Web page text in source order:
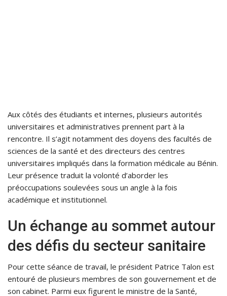
Aux côtés des étudiants et internes, plusieurs autorités
universitaires et administratives prennent part à la
rencontre. Il s’agit notamment des doyens des facultés de
sciences de la santé et des directeurs des centres
universitaires impliqués dans la formation médicale au Bénin.
Leur présence traduit la volonté d’aborder les
préoccupations soulevées sous un angle à la fois
académique et institutionnel.
Un échange au sommet autour
des défis du secteur sanitaire
Pour cette séance de travail, le président Patrice Talon est
entouré de plusieurs membres de son gouvernement et de
son cabinet. Parmi eux figurent le ministre de la Santé,